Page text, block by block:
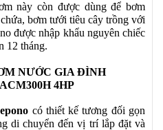
này còn được dùng để bơm
bơm tưới tiêu cây trồng với
được nhập khẩu nguyên chiếc
12 tháng.
NƯỚC GIA ĐÌNH
4HP
có thiết kế tương đối gọn
di chuyển đến vị trí lắp đặt và